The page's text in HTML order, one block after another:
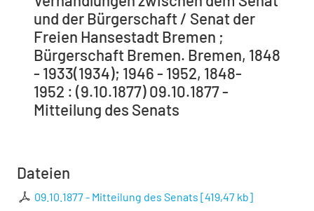
und der Bürgerschaft / Senat der
Freien Hansestadt Bremen ;
Bürgerschaft Bremen. Bremen, 1848
- 1933(1934); 1946 - 1952, 1848-
1952 : (9.10.1877) 09.10.1877 -
Mitteilung des Senats
Dateien
09.10.1877 - Mitteilung des Senats [419,47 kb]